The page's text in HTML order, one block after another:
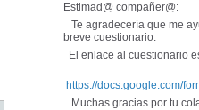
Estimad@ compañer@:
Te agradecería que me
breve cuestionario:
El enlace al cuestionario
https://docs.google.com/
Muchas gracias por tu